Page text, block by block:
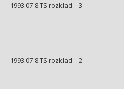
1993.07-8.TS rozklad – 3
1993.07-8.TS rozklad – 2